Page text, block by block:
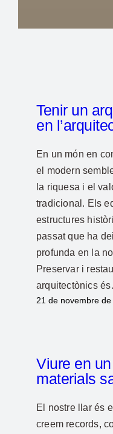
Tenir un
en
En un món en
el modern
la riquesa i el
tradicional. Els
estructures
passat que ha
profunda en la
Preservar i
arquitectònics
21 de novembre de
Viure en
materials
El nostre llar és
creem records,